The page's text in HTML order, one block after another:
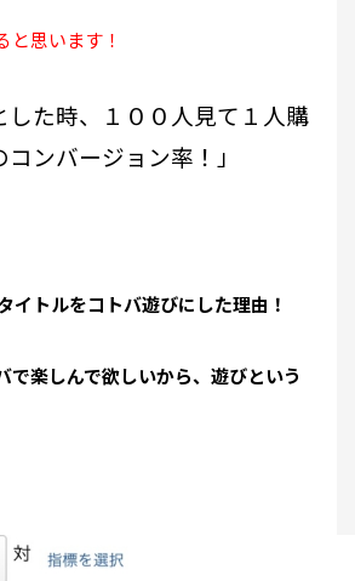
と思います！
した時、１００人見て１人購
ンバージョン率！」
イトルをコトバ遊びにした理由！
で楽しんで欲しいから、遊びという